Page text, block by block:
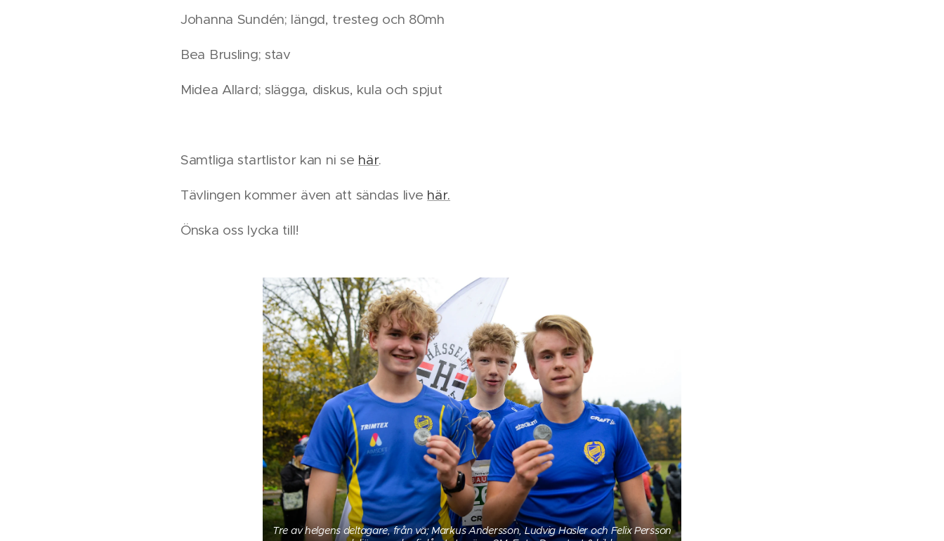
Johanna Sundén; längd, tresteg och 80mh
Bea Brusling; stav
Midea Allard; slägga, diskus, kula och spjut
Samtliga startlistor kan ni se här.
Tävlingen kommer även att sändas live här.
Önska oss lycka till!
Tre av helgens deltagare, från vä; Markus Andersson, Ludvig Hasler och Felix Persson